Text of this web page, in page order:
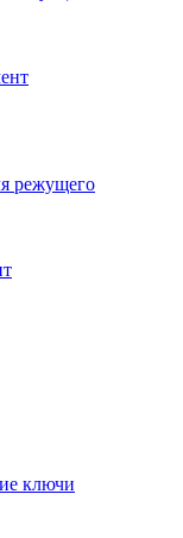
режущего
ключи